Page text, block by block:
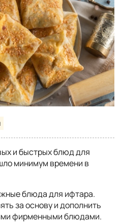
и быстрых блюд для
минимум времени в
блюда для ифтара.
за основу и дополнить
фирменными блюдами.